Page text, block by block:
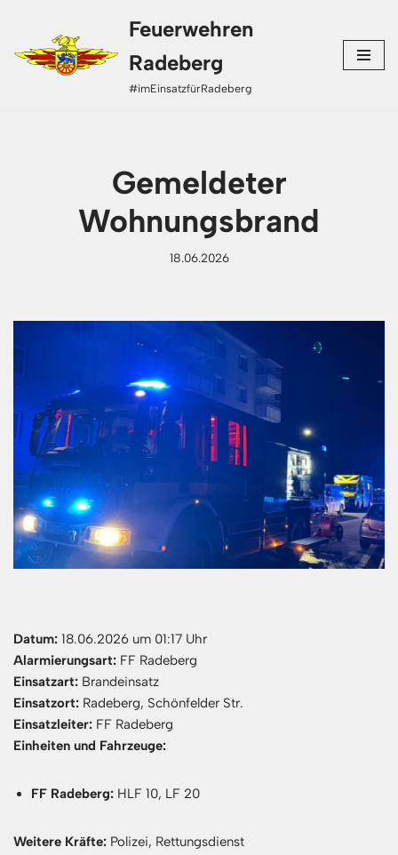
Zum
Inhalt
Feuerwehren
Radeberg
#imEinsatzfürRadeberg
Gemeldeter
Wohnungsbrand
18.06.2026
Datum: 18.06.2026 um 01:17 Uhr
Alarmierungsart: FF Radeberg
Einsatzart: Brandeinsatz
Einsatzort: Radeberg, Schönfelder Str.
Einsatzleiter: FF Radeberg
Einheiten und Fahrzeuge:
FF Radeberg: HLF 10, LF 20
Weitere Kräfte: Polizei, Rettungsdienst